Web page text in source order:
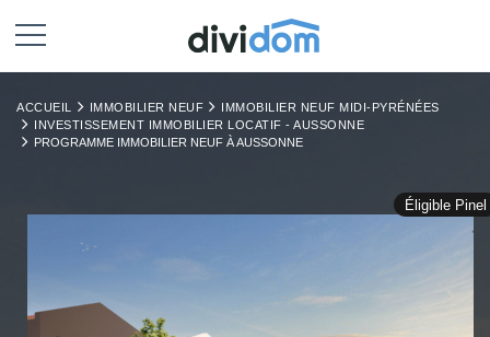
ACCUEIL IMMOBILIER NEUF
IMMOBILIER NEUF MIDI-PYRÉNÉES
INVESTISSEMENT IMMOBILIER LOCATIF - AUSSONNE
PROGRAMME IMMOBILIER NEUF À AUSSONNE
Éligible Pinel